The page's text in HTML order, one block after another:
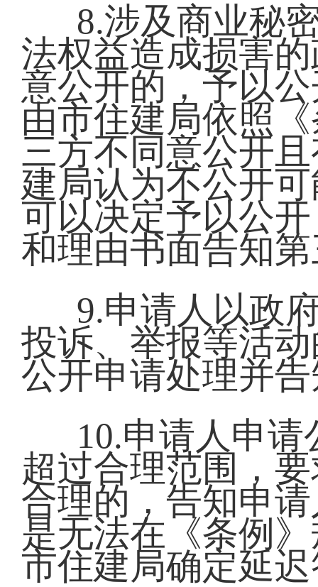
8.涉及商业秘
法权益造成损害
意公开的，予以
由市住建局依照
三方不同意公开
建局认为不公开
可以决定予以公
和理由书面告知
9.申请人以政
投诉、举报等活
公开申请处理并
10.申请人申
超过合理范围，
合理的，告知申
是无法在《条例
市住建局确定延